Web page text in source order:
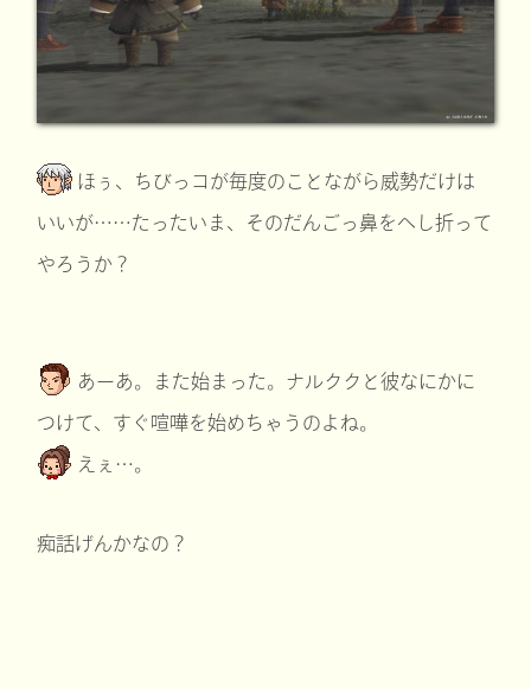
ほぅ、ちびっコが毎度のことながら威勢だけは
いいが……たったいま、そのだんごっ鼻をへし折って
やろうか？
あーあ。また始まった。ナルククと彼なにかに
つけて、すぐ喧嘩を始めちゃうのよね。
えぇ…。
痴話げんかなの？